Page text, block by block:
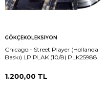
Sepete
Ekle
GÖKÇEKOLEKSIYON
Chicago - Street Player (Hollanda
Baskı) LP PLAK (10/8) PLK25988
1.200,00 TL